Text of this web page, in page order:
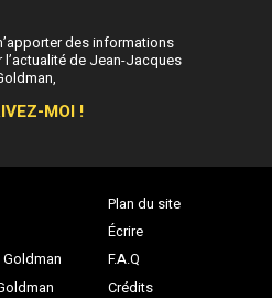
Plan du site
Écrire
F.A.Q
Crédits
des informations
de Jean-Jacques
MOI !